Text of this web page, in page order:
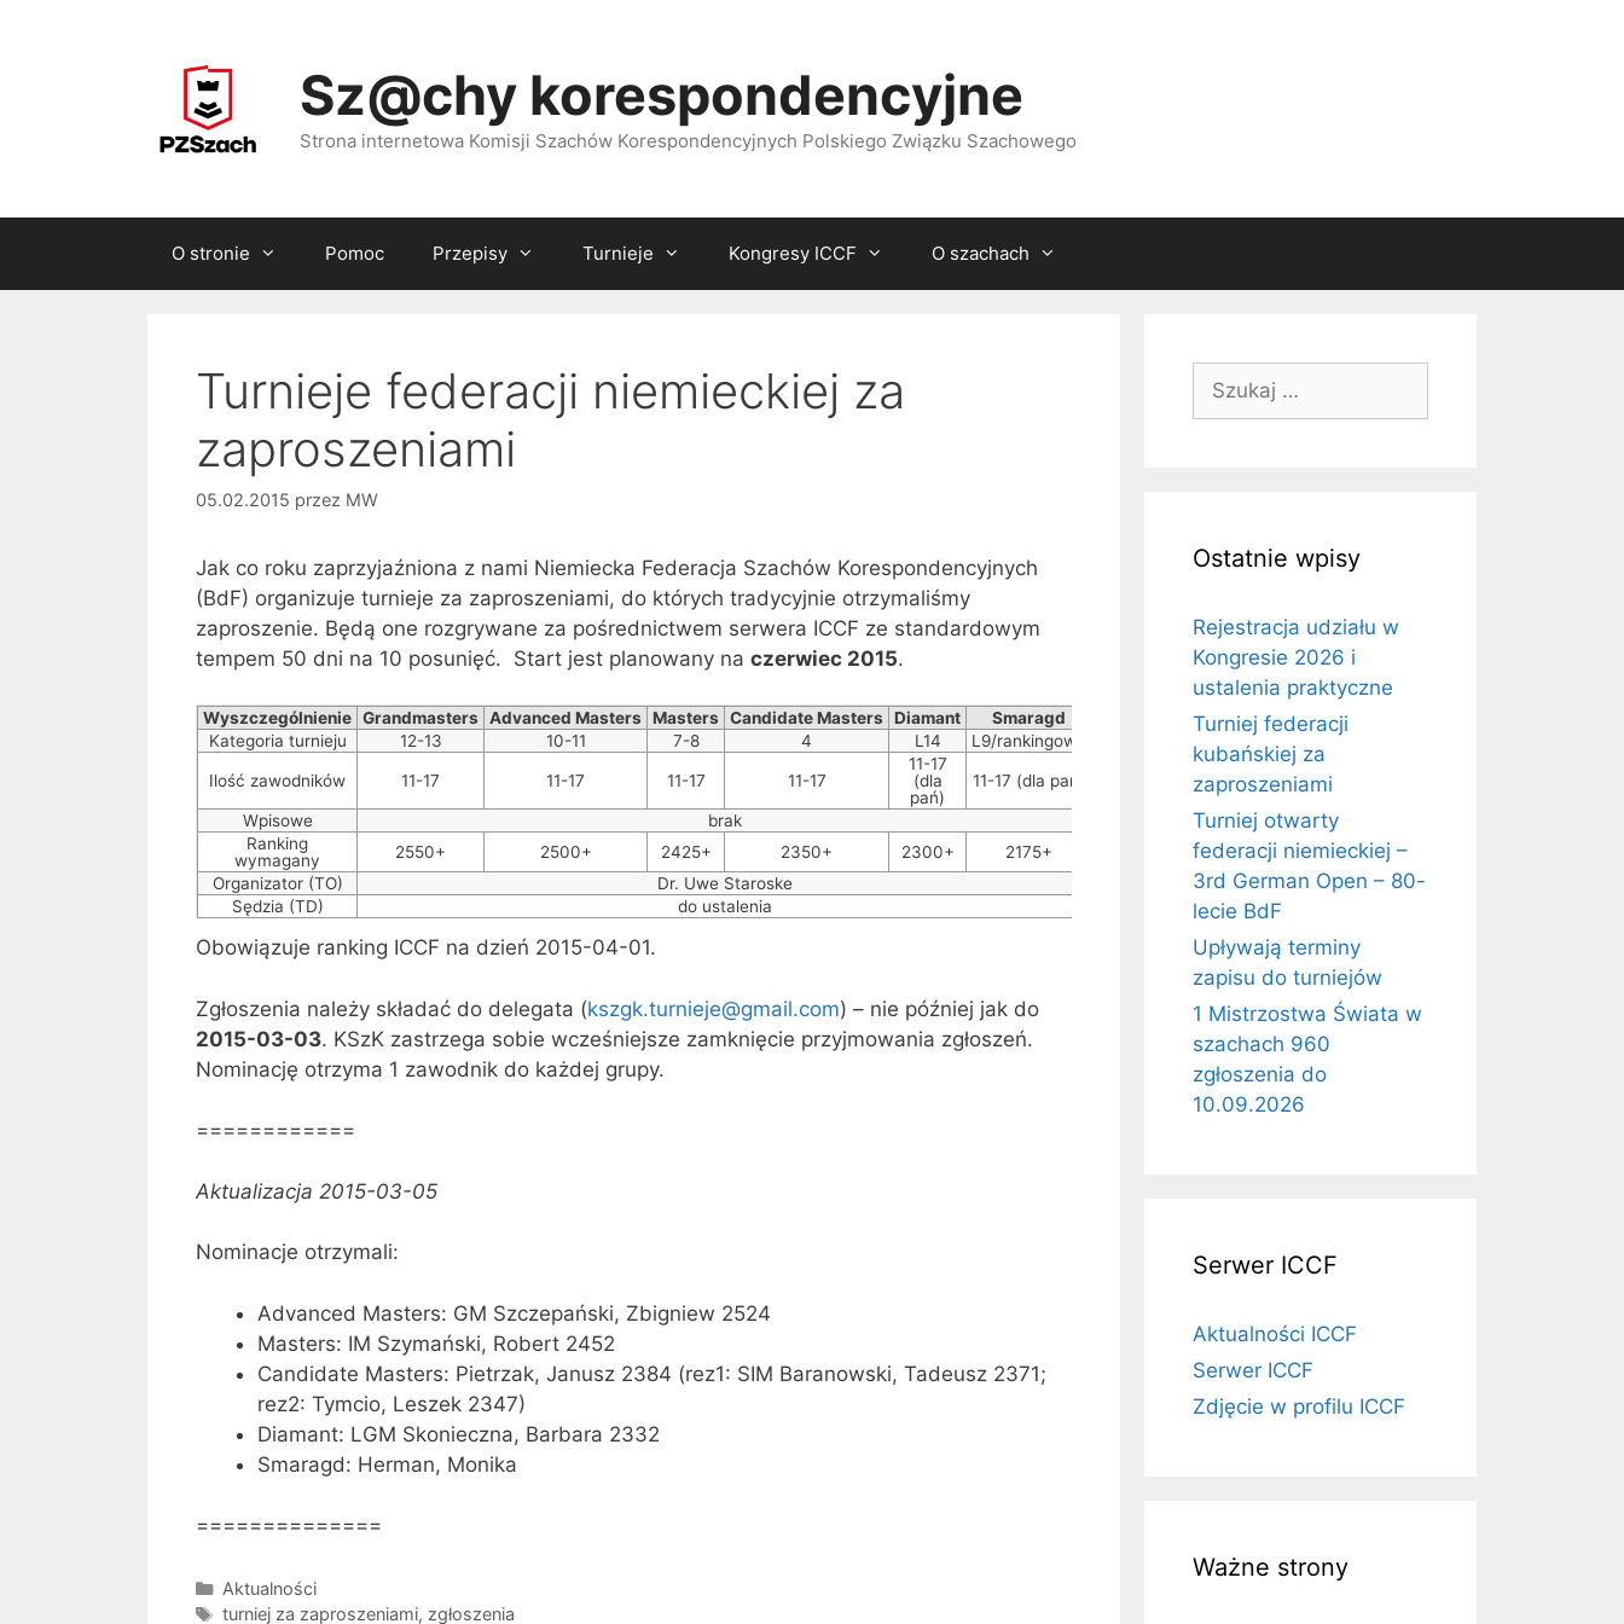
Sz@chy korespondencyjne
Strona internetowa Komisji Szachów Korespondencyjnych Polskiego Związku Szachowego
O stronie Pomoc Przepisy Turnieje Kongresy ICCF O szachach
Turnieje federacji niemieckiej za
zaproszeniami
05.02.2015 przez MW
Jak co roku zaprzyjaźniona z nami Niemiecka Federacja Szachów Korespondencyjnych
(BdF) organizuje turnieje za zaproszeniami, do których tradycyjnie otrzymaliśmy
zaproszenie. Będą one rozgrywane za pośrednictwem serwera ICCF ze standardowym
tempem 50 dni na 10 posunięć. Start jest planowany na czerwiec 2015.
Wyszczególnienie Grandmasters Advanced Masters Masters Candidate Masters Diamant
Smaragd
Kategoria turnieju
12-13 10-11 7-8 4 L14 L9/rankingowy
Ilość zawodników 11-17 11-17 11-17 11-17
11-17
(dla
pań)
11-17 (dla pań)
Wpisowe
brak
Ranking
wymagany
2550+ 2500+ 2425+ 2350+ 2300+
2175+
Organizator (TO)
Dr. Uwe Staroske
Sędzia (TD)
do ustalenia
Obowiązuje ranking ICCF na dzień 2015-04-01.
Zgłoszenia należy składać do delegata (kszgk.turnieje@gmail.com) – nie później jak do
2015-03-03. KSzK zastrzega sobie wcześniejsze zamknięcie przyjmowania zgłoszeń.
Nominację otrzyma 1 zawodnik do każdej grupy.
============
Aktualizacja 2015-03-05
Nominacje otrzymali:
Advanced Masters: GM Szczepański, Zbigniew 2524
Masters: IM Szymański, Robert 2452
Candidate Masters: Pietrzak, Janusz 2384 (rez1: SIM Baranowski, Tadeusz 2371;
rez2: Tymcio, Leszek 2347)
Diamant: LGM Skonieczna, Barbara 2332
Smaragd: Herman, Monika
==============
Kategorie
Aktualności
Tagi
turniej za zaproszeniami, zgłoszenia
Ostatnie wpisy
Rejestracja udziału w
Kongresie 2026 i
ustalenia praktyczne
Turniej federacji
kubańskiej za
zaproszeniami
Turniej otwarty
federacji niemieckiej –
3rd German Open – 80-
lecie BdF
Upływają terminy
zapisu do turniejów
1 Mistrzostwa Świata w
szachach 960
zgłoszenia do
10.09.2026
Serwer ICCF
Aktualności ICCF
Serwer ICCF
Zdjęcie w profilu ICCF
Ważne strony